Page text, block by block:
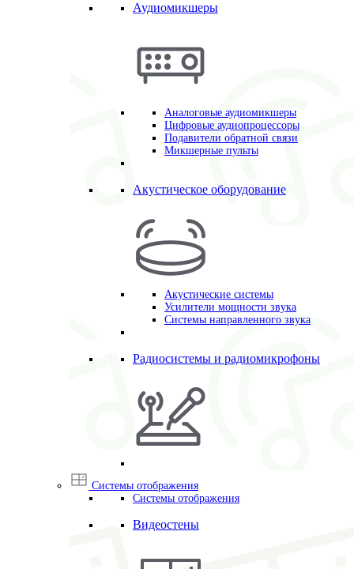
Аудиомикшеры
Аналоговые аудиомикшеры
Цифровые аудиопроцессоры
Подавители обратной связи
Микшерные пульты
Акустическое оборудование
Акустические системы
Усилители мощности звука
Системы направленного звука
Радиосистемы и радиомикрофоны
Системы отображения
Системы отображения
Видеостены